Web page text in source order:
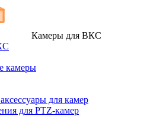
Камеры для ВКС
камеры
для камер
для PTZ-камер